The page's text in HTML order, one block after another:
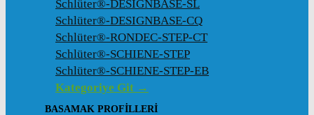
Schlüter®-DESIGNBASE-SL
Schlüter®-DESIGNBASE-CQ
Schlüter®-RONDEC-STEP-CT
Schlüter®-SCHIENE-STEP
Schlüter®-SCHIENE-STEP-EB
Kategoriye Git →
BASAMAK PROFILLERI